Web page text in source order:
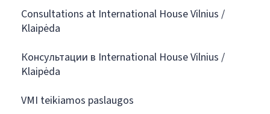
Consultations at International House Vilnius /
Klaipėda
Консультации в International House Vilnius /
Klaipėda
VMI teikiamos paslaugos